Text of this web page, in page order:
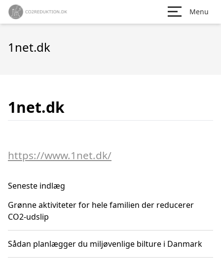
Menu
1net.dk
1net.dk
https://www.1net.dk/
Seneste indlæg
Grønne aktiviteter for hele familien der reducerer
CO2-udslip
Sådan planlægger du miljøvenlige bilture i Danmark